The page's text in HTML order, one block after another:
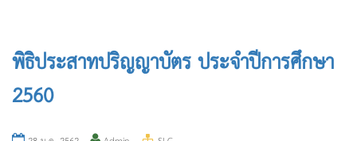
พิธิประสาทปริญญาบัตร ประจำปีการศึกษา
2560